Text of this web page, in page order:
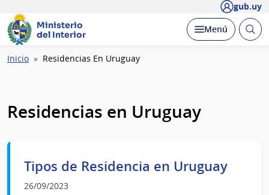
gub.uy
Ministerio
del Interior
Desplegar
Menú Abrir
Ruta
Inicio Residencias En Uruguay
Residencias en Uruguay
Tipos de Residencia en Uruguay
26/09/2023